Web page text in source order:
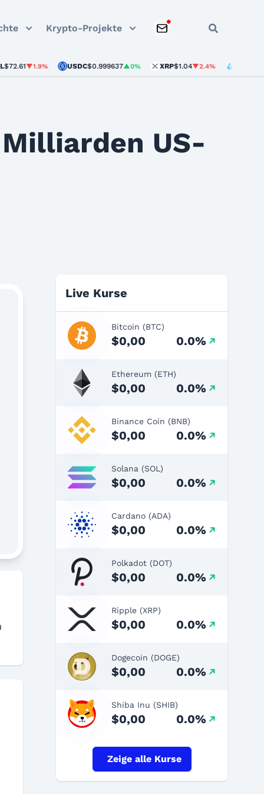
Krypto-Projekte
▼1.9% USDC$0.999637▲0% XRP $1.04▼2.4% STETH
US-
Live Kurse
Bitcoin (BTC)
$0,00 0.0%
Ethereum (ETH)
$0,00 0.0%
Binance Coin (BNB)
$0,00 0.0%
Solana (SOL)
$0,00 0.0%
Cardano (ADA)
$0,00 0.0%
Polkadot (DOT)
$0,00 0.0%
Ripple (XRP)
$0,00 0.0%
Dogecoin (DOGE)
$0,00 0.0%
Shiba Inu (SHIB)
$0,00 0.0%
Zeige alle Kurse